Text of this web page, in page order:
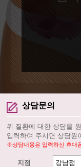
상담문의
위 질환에 대한 상담을
입력하여 주시면 상담원
※상담내용은 입력하신 휴대
지점